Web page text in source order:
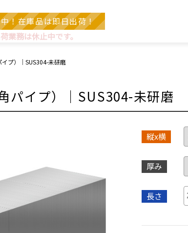
業務は休止中です。
！在庫品は即日出荷！
プ）｜SUS304-未研磨
パイプ）｜SUS304-未研磨
縦x横
厚み
長さ